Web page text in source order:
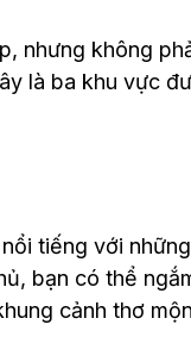
nhưng không
là ba khu vực
tiếng với
bạn có thể
cảnh thơ